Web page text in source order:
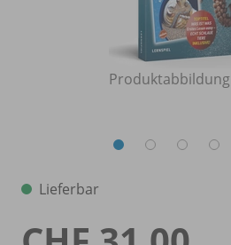
Produktabbildung
Lieferbar